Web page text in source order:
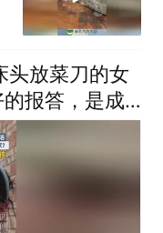
头放菜刀的女
报答，是成